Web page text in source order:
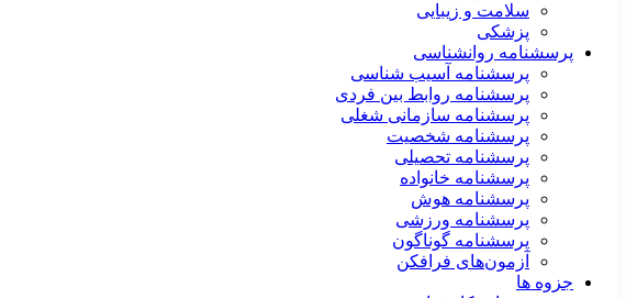
سلامت و زیبایی
پزشکی
پرسشنامه روانشناسی
پرسشنامه آسیب شناسی
پرسشنامه روابط بین فردی
پرسشنامه سازمانی شغلی
پرسشنامه شخصیت
پرسشنامه تحصیلی
پرسشنامه خانواده
پرسشنامه هوش
پرسشنامه ورزشی
پرسشنامه گوناگون
آزمون‌های فرافکن
جزوه ها